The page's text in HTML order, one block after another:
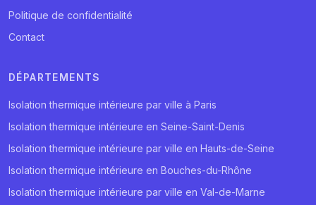
Politique de confidentialité
Contact
DÉPARTEMENTS
Isolation thermique intérieure par ville à Paris
Isolation thermique intérieure en Seine-Saint-Denis
Isolation thermique intérieure par ville en Hauts-de-Seine
Isolation thermique intérieure en Bouches-du-Rhône
Isolation thermique intérieure par ville en Val-de-Marne